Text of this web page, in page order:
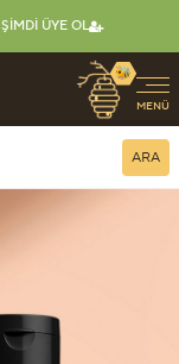
ŞIMDI ÜYE OL
🐝
MENÜ
ARA